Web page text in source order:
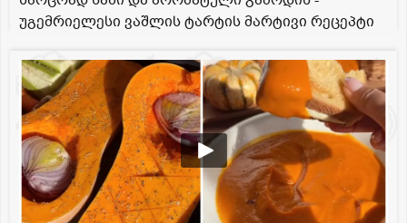
უგემრიელესი ვაშლის ტარტის მარტივი რეცეპტი